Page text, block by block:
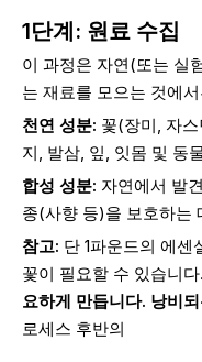
1단계: 원료 수집
이 과정은 자연(또는 실
는 재료를 모으는 것에
천연 성분: 꽃(장미, 자
지, 발삼, 잎, 잇몸 및 동
합성 성분: 자연에서 발
종(사향 등)을 보호하는
참고: 단 1파운드의 에센
꽃이 필요할 수 있습니
요하게 만듭니다. 낭비
로세스 후반의